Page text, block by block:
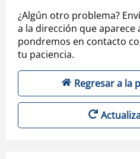
¿Algún otro problema?
a la dirección que aparece
pondremos en contacto
tu paciencia.
Regresar a la